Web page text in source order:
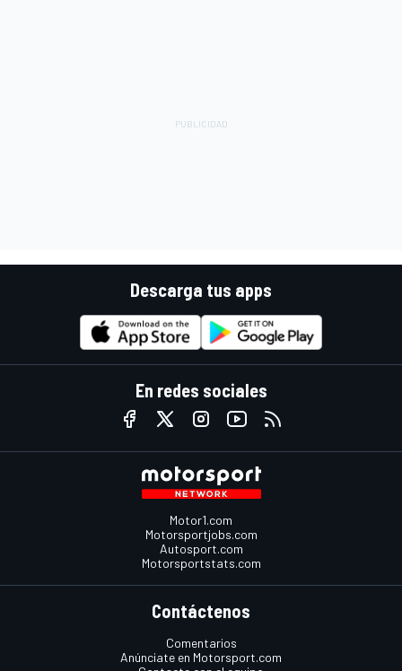
Descarga tus apps
En redes sociales
Motor1.com
Motorsportjobs.com
Autosport.com
Motorsportstats.com
Contáctenos
Comentarios
Anúnciate en Motorsport.com